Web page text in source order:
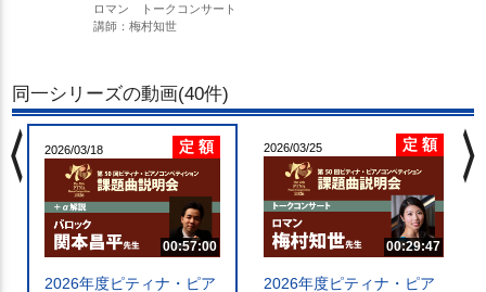
ロマン トークコンサート
講師：梅村知世
同一シリーズの動画(40件)
2026/03/18 定 額
00:57:00
2026年度ピティナ・ピア
2026/03/25 定 額
00:29:47
2026年度ピティナ・ピア
chevron_left chevron_right